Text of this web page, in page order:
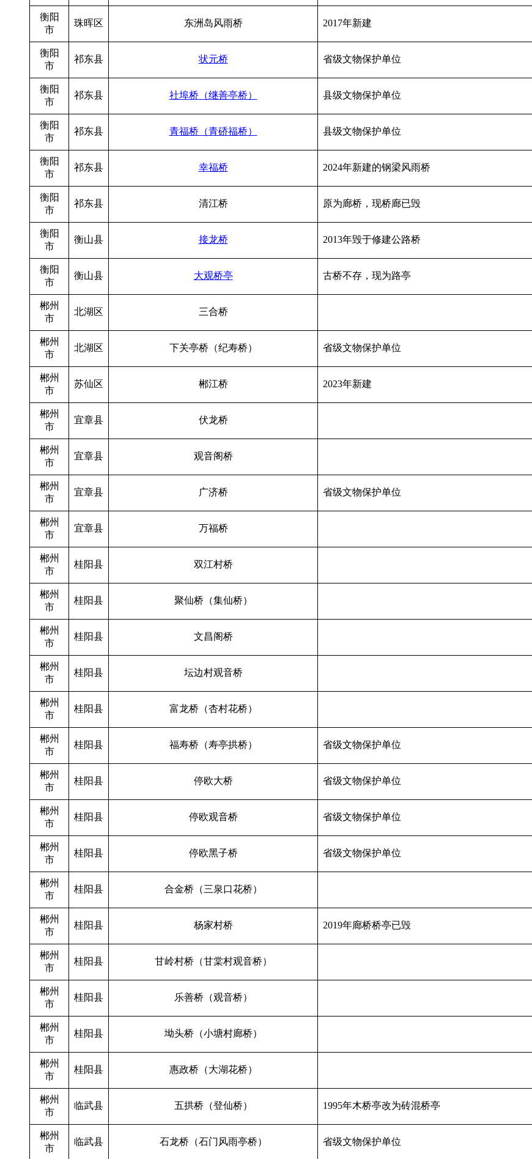
衡阳
市
珠晖区 东洲岛风雨桥 2017年新建
衡阳
市
祁东县 状元桥 省级文物保护单位
衡阳
市
祁东县 社埠桥（继善亭桥） 县级文物保护单位
衡阳
市
祁东县 青福桥（青硚福桥） 县级文物保护单位
衡阳
市
祁东县 幸福桥 2024年新建的钢梁风雨桥
衡阳
市
祁东县 清江桥 原为廊桥，现桥廊已毁
衡阳
市
衡山县 接龙桥 2013年毁于修建公路桥
衡阳
市
衡山县 大观桥亭 古桥不存，现为路亭
郴州
市
北湖区 三合桥
郴州
市
北湖区 下关亭桥（纪寿桥） 省级文物保护单位
郴州
市
苏仙区 郴江桥 2023年新建
郴州
市
宜章县 伏龙桥
郴州
市
宜章县 观音阁桥
郴州
市
宜章县 广济桥 省级文物保护单位
郴州
市
宜章县 万福桥
郴州
市
桂阳县 双江村桥
郴州
市
桂阳县 聚仙桥（集仙桥）
郴州
市
桂阳县 文昌阁桥
郴州
市
桂阳县 坛边村观音桥
郴州
市
桂阳县 富龙桥（杏村花桥）
郴州
市
桂阳县 福寿桥（寿亭拱桥） 省级文物保护单位
郴州
市
桂阳县 停欧大桥 省级文物保护单位
郴州
市
桂阳县 停欧观音桥 省级文物保护单位
郴州
市
桂阳县 停欧黑子桥 省级文物保护单位
郴州
市
桂阳县 合金桥（三泉口花桥）
郴州
市
桂阳县 杨家村桥 2019年廊桥桥亭已毁
郴州
市
桂阳县 甘岭村桥（甘棠村观音桥）
郴州
市
桂阳县 乐善桥（观音桥）
郴州
市
桂阳县 坳头桥（小塘村廊桥）
郴州
市
桂阳县 惠政桥（大湖花桥）
郴州
市
临武县 五拱桥（登仙桥） 1995年木桥亭改为砖混桥亭
郴州
市
临武县 石龙桥（石门风雨亭桥） 省级文物保护单位